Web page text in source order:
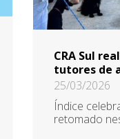
CRA Sul
tutores de
25/03/2026
Índice
retomado